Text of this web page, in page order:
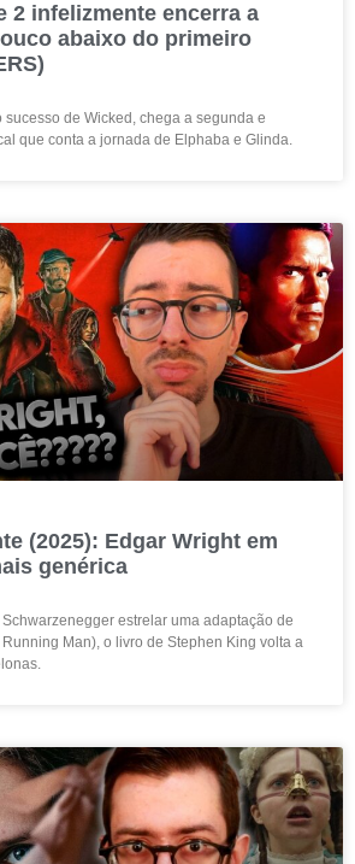
2 infelizmente encerra a
abaixo do primeiro
sucesso de Wicked, chega a segunda e
que conta a jornada de Elphaba e Glinda.
(2025): Edgar Wright em
genérica
estrelar uma adaptação de
Man), o livro de Stephen King volta a